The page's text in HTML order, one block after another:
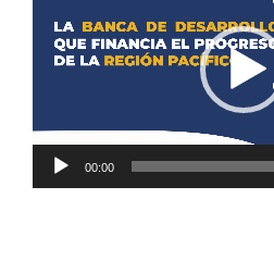
00:00